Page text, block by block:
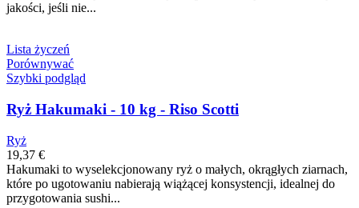
jakości, jeśli nie...
Lista życzeń
Porównywać
Szybki podgląd
Ryż Hakumaki - 10 kg - Riso Scotti
Ryż
19,37 €
Hakumaki to wyselekcjonowany ryż o małych, okrągłych ziarnach,
które po ugotowaniu nabierają wiążącej konsystencji, idealnej do
przygotowania sushi...